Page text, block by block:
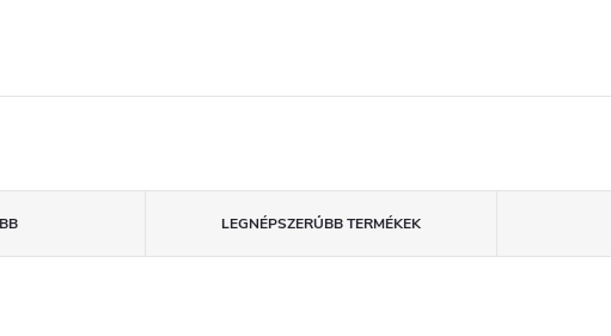
LEGNÉPSZERŰBB TERMÉKEK